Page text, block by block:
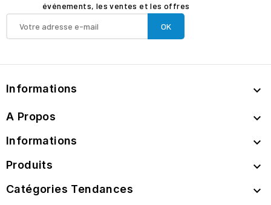
événements, les ventes et les offres
Informations 
A Propos 
Informations 
Produits 
Catégories Tendances 